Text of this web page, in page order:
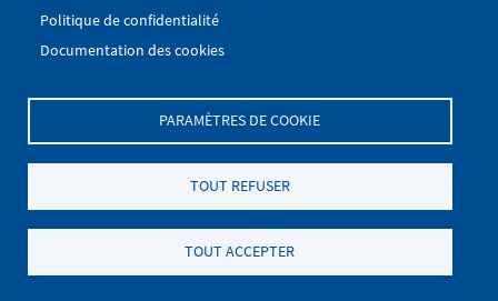
Politique de confidentialité
Documentation des cookies
PARAMÈTRES DE COOKIE
TOUT REFUSER
TOUT ACCEPTER
Menu
compte
l'utilisateur
page
Politique de confidentialité